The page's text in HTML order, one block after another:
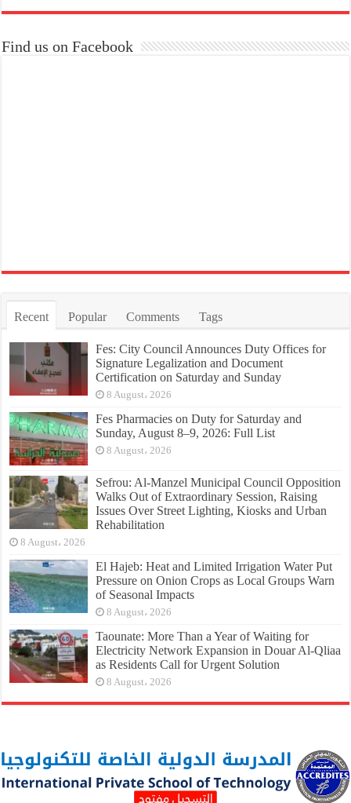
Find us on Facebook
Recent Popular Comments Tags
Fes: City Council Announces Duty Offices for
Signature Legalization and Document
Certification on Saturday and Sunday
8 August، 2026
Fes Pharmacies on Duty for Saturday and
Sunday, August 8–9, 2026: Full List
8 August، 2026
Sefrou: Al-Manzel Municipal Council Opposition
Walks Out of Extraordinary Session, Raising
Issues Over Street Lighting, Kiosks and Urban
Rehabilitation
8 August، 2026
El Hajeb: Heat and Limited Irrigation Water Put
Pressure on Onion Crops as Local Groups Warn
of Seasonal Impacts
8 August، 2026
Taounate: More Than a Year of Waiting for
Electricity Network Expansion in Douar Al-Qliaa
as Residents Call for Urgent Solution
8 August، 2026